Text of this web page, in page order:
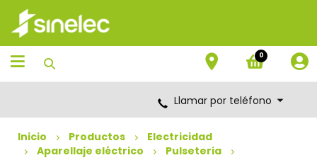
Saltar
contenido
Saltar
menú
de
navegación
0
Llamar por teléfono
Inicio Productos
Electricidad
Aparellaje eléctrico
Pulseteria